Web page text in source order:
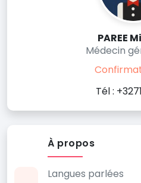
PAREE
Médecin
Tél :
À propos
Langues parlées